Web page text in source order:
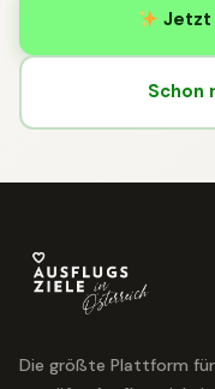
Jetzt
Schon
Die größte Plattform für